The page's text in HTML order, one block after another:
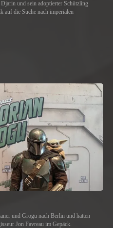
und sein adoptierter Schützling
auf die Suche nach imperialen
und Grogu nach Berlin und hatten
Jon Favreau im Gepäck.